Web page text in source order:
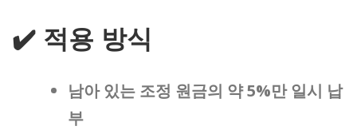
✔️ 적용 방식
남아 있는 조정 원금의 약 5%만 일시 납
부